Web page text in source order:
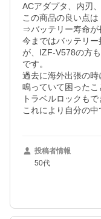
ACアダプタ、内刃
この商品の良い点
⇒バッテリー寿命が
今まではバッテリ
が、IZF-V578の方
です。
過去に海外出張の
鳴っていて困った
トラベルロックもで
これにより自分の中
投稿者情報
50代